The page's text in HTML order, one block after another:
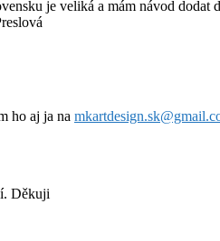
je veliká a mám návod dodat
ho aj ja na
Děkuji